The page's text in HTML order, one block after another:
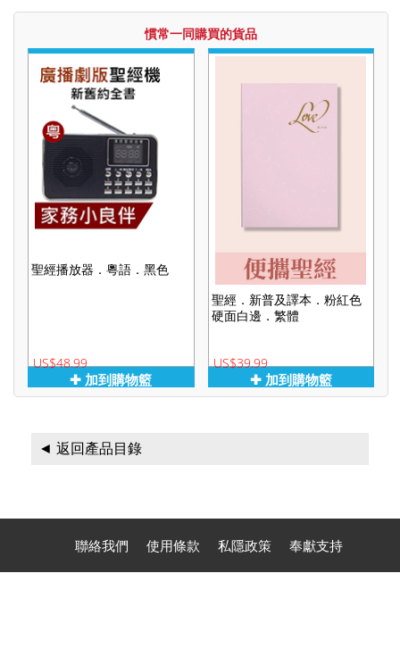
慣常一同購買的貨品
聖經播放器．粵語．黑色
US$48.99
✚ 加到購物籃
聖經．新普及譯本．粉紅色
硬面白邊．繁體
US$39.99
✚ 加到購物籃
◄ 返回產品目錄
聯絡我們 使用條款 私隱政策 奉獻支持